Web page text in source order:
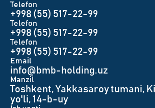
Telefon
+998 (55) 517-22-99
Telefon
+998 (55) 517-22-99
Telefon
+998 (55) 517-22-99
Email
info@bmb-holding.uz​
Manzil
Toshkent, Yakkasaroy tumani,
yo'li, 14-b-uy